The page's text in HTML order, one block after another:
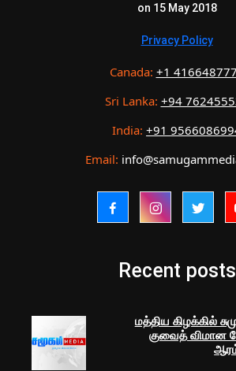
on 15 May 2018
Privacy Policy
Canada: +1
Sri Lanka: +94
India: +91
Email:
Recent posts
மத்திய கிழக்கில்
குவைத் விமான